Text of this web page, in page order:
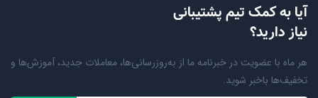
آیا به کمک تیم پشتیبانی
نیاز دارید؟
هر ماه با عضویت در خبرنامه ما از به‌روزرسانی‌ها، معاملات جدید، آموزش‌ها و
تخفیف‌ها باخبر شوید.